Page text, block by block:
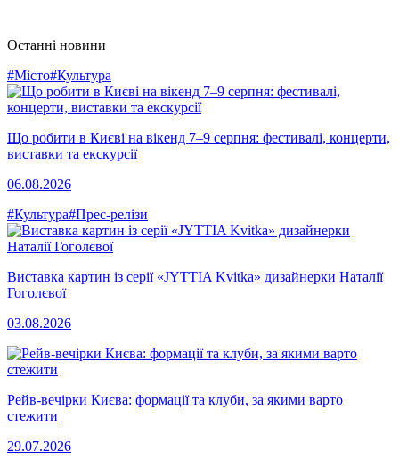
Останні новини
#Місто#Культура
Що робити в Києві на вікенд 7–9 серпня: фестивалі, концерти,
виставки та екскурсії
06.08.2026
#Культура#Прес-релізи
Виставка картин із серії «JYTTIA Kvitka» дизайнерки Наталії
Гоголєвої
03.08.2026
Рейв-вечірки Києва: формації та клуби, за якими варто
стежити
29.07.2026